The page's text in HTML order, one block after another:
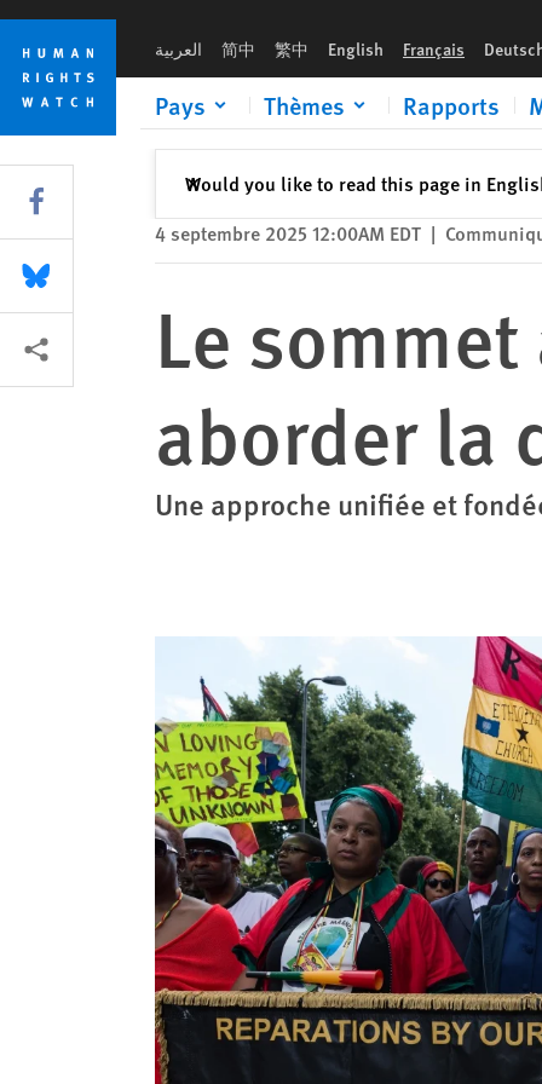
Skip
cookie
privacy
notice
Skip
main
content
العربية 简中 繁中 English Français
Pays Thèmes Rapports
Would you like to read this page in
✕Fermer
4 septembre 2025 12:00AM EDT |
Le
aborder la
Une approche unifiée et
Share this via Facebook
Share this via Bluesky
Share this via Partagez